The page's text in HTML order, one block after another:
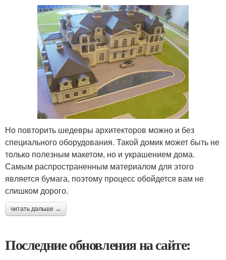
Но повторить шедевры архитекторов можно и без
специального оборудования. Такой домик может быть не
только полезным макетом, но и украшением дома.
Самым распространенным материалом для этого
является бумага, поэтому процесс обойдется вам не
слишком дорого.
читать дальше →
Последние обновления на сайте: